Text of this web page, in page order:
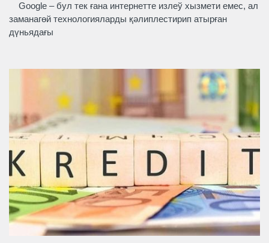
Google – бул тек ғана интернетте излеў хызмети емес, ал
заманагөй технологияларды қәлиплестирип атырған
дүньядағы